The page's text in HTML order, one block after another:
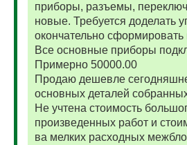
приборы, разъемы,
новые. Требуется доделать
окончательно
Все основные приборы
Примерно 50000.00
Продаю дешевле
основных деталей
Не учтена стоимость
произведенных работ и
ва мелких расходных